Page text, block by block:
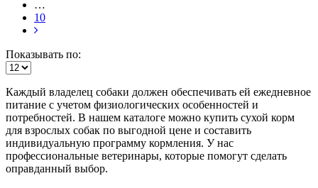
…
10
Показывать по:
Каждый владелец собаки должен обеспечивать ей ежедневное
питание с учетом физиологических особенностей и
потребностей. В нашем каталоге можно купить сухой корм
для взрослых собак по выгодной цене и составить
индивидуальную программу кормления. У нас
профессиональные ветеринары, которые помогут сделать
оправданный выбор.